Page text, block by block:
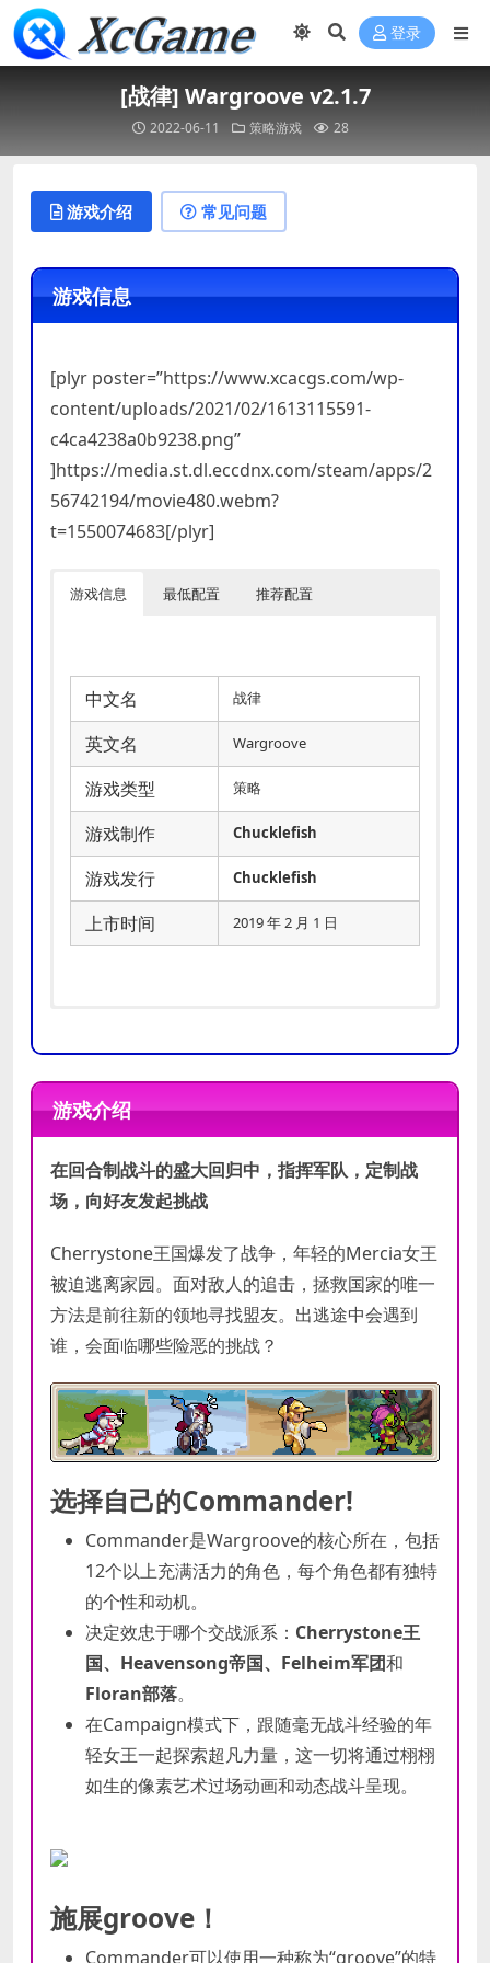
登录
[战律] Wargroove v2.1.7
2022-06-11 策略游戏 28
游戏介绍 常见问题
游戏信息
[plyr poster=”https://www.xcacgs.com/wp-
content/uploads/2021/02/1613115591-
c4ca4238a0b9238.png”
]https://media.st.dl.eccdnx.com/steam/apps/2
56742194/movie480.webm?
t=1550074683[/plyr]
游戏信息 最低配置 推荐配置
中文名 战律
英文名 Wargroove
游戏类型 策略
游戏制作 Chucklefish
游戏发行 Chucklefish
上市时间 2019 年 2 月 1 日
配置
3.3 compatible video card
DirectX 版本:
配置
3.3 compatible video card
DirectX 版本:
游戏介绍
在回合制战斗的盛大回归中，指挥军队，定制战
场，向好友发起挑战
Cherrystone王国爆发了战争，年轻的Mercia女王
被迫逃离家园。面对敌人的追击，拯救国家的唯一
方法是前往新的领地寻找盟友。出逃途中会遇到
谁，会面临哪些险恶的挑战？
选择自己的Commander!
Commander是Wargroove的核心所在，包括
12个以上充满活力的角色，每个角色都有独特
的个性和动机。
决定效忠于哪个交战派系： Cherrystone王
国、Heavensong帝国、Felheim军团和
Floran部落。
在Campaign模式下，跟随毫无战斗经验的年
轻女王一起探索超凡力量，这一切将通过栩栩
如生的像素艺术过场动画和动态战斗呈现。
施展groove！
Commander可以使用一种称为“groove”的特